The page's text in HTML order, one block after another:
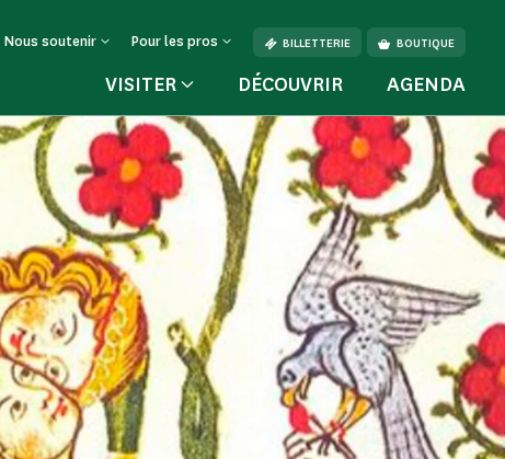
Nous soutenir Pour les pros BILLETTERIE BOUTIQUE
VISITER DÉCOUVRIR AGENDA